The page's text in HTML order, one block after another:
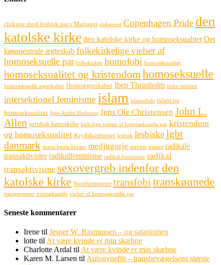
chikane mod lesbisk par i Mariager ciskønnet Copenhagen Pride den
katolske kirke den katolske kirke og homoseksualitet Det
kønsneutrale ægteskab folkekirkelige vielser af
homoseksuelle par folkekirken homofobi homoseksualitet
homoseksualitet og kristendomhomoseksuelle
homoseksuelle ægteskaber Homoægteskabet Iben Thranholm indre mission
intersektionel feminisme islam islamofobi islam og
homoseksualitet Jens-André Herbener Jens Ole Christensen John L.
Allen juridisk kønsskifte kirkelige vielser af homoseksuelle par kristendom
og homoseksualitet Krydshormoner lesbisk lesbiskelgbt
danmark maria hjerte kloster medjugorje paven queer radikale
transaktivister radikalfeminisme radikal feminisme radikal
transaktivisme sexovergreb indenfor den
katolske kirke Stophormoner transfobi transkønnede
transpersoner transseksuelle vielser af homoseksuelle par
Seneste kommentarer
Irene til Jesper W. Rasmussen – og satanismen
lotte til At være kvinde er min skæbne
Charlotte Ardal til At være kvinde er min skæbne
Karen M. Larsen til Autogynefili – transbevægelsens største